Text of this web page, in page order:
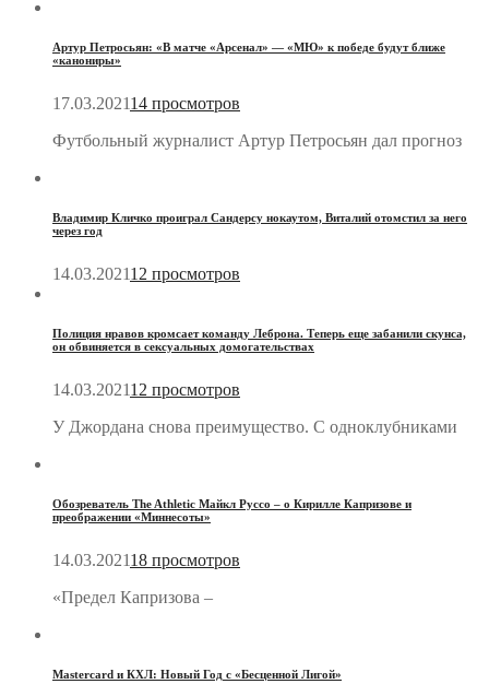
Артур Петросьян: «В матче «Арсенал» — «МЮ» к победе будут ближе
«канониры»
17.03.202114 просмотров
Футбольный журналист Артур Петросьян дал прогноз
Владимир Кличко проиграл Сандерсу нокаутом, Виталий отомстил за него
через год
14.03.202112 просмотров
Полиция нравов кромсает команду Леброна. Теперь еще забанили скунса,
он обвиняется в сексуальных домогательствах
14.03.202112 просмотров
У Джордана снова преимущество. С одноклубниками
Обозреватель The Athletic Майкл Руссо – о Кирилле Капризове и
преображении «Миннесоты»
14.03.202118 просмотров
«Предел Капризова –
Mastercard и КХЛ: Новый Год с «Бесценной Лигой»